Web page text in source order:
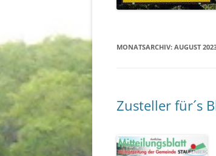
MONATSARCHIV: AUGUST
Zusteller für´s